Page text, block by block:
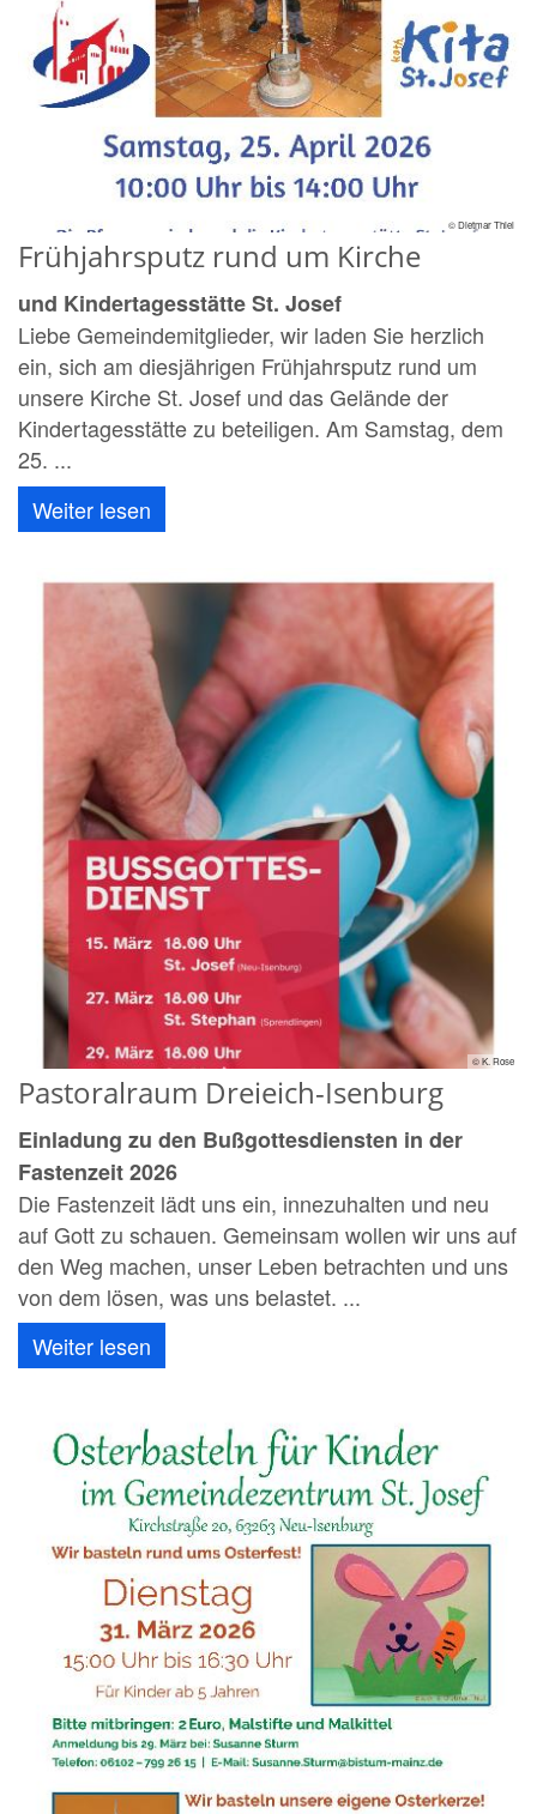
© Dietmar Thiel
Frühjahrsputz rund um Kirche
und Kindertagesstätte St. Josef
Liebe Gemeindemitglieder, wir laden Sie herzlich
ein, sich am diesjährigen Frühjahrsputz rund um
unsere Kirche St. Josef und das Gelände der
Kindertagesstätte zu beteiligen. Am Samstag, dem
25. ...
Weiter lesen
© K. Rose
Pastoralraum Dreieich-Isenburg
Einladung zu den Bußgottesdiensten in der
Fastenzeit 2026
Die Fastenzeit lädt uns ein, innezuhalten und neu
auf Gott zu schauen. Gemeinsam wollen wir uns auf
den Weg machen, unser Leben betrachten und uns
von dem lösen, was uns belastet. ...
Weiter lesen